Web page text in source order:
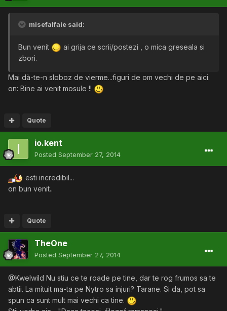
misefalfaie said:
Bun venit
ai grija ce scrii/postezi , o mica greseala si
zbori.
Mai dà-te-n sloboz de vierme...figuri de om vechi de pe aici.
on: Bine ai venit mosule !!
Quote
io.kent
Posted September 27, 2014
esti incredibil...
on bun venit..
Quote
TheOne
Posted September 27, 2014
@Kwelwild Nu stiu ce te roade pe tine, dar te rog frumos sa te
abtii. La mituit ma-ta pe Nytro sa injuri? Tarane. Si da, pot sa
spun ca sunt mult mai vechi ca tine.